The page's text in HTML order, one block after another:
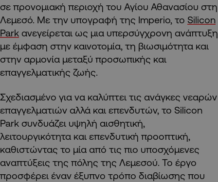
σε προνομιακή περιοχή του Αγίου Αθανασίου στη
Λεμεσό. Με την υπογραφή της Imperio, το Silicon
Park ανεγείρεται ως μια υπερσύγχρονη ανάπτυξη
με έμφαση στην καινοτομία, τη βιωσιμότητα και
στην αρμονία μεταξύ προσωπικής και
επαγγελματικής ζωής.
Σχεδιασμένο για να καλύπτει τις ανάγκες νεαρών
επαγγελματιών αλλά και επενδυτών, το Silicon
Park συνδυάζει υψηλή αισθητική,
λειτουργικότητα και επενδυτική προοπτική,
καθιστώντας το μία από τις πιο υποσχόμενες
αναπτύξεις της πόλης της Λεμεσού. Το έργο
προσφέρει έναν έξυπνο τρόπο διαβίωσης που